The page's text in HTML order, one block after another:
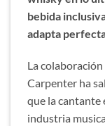
bebida
adapta
La
Carpenter ha
que la cantante
industria